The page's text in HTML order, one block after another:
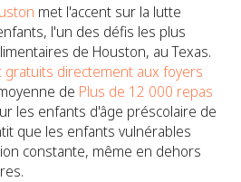
met l'accent sur la lutte
l'un des défis les plus
de Houston, au Texas.
gratuits directement aux foyers
de Plus de 12 000 repas
les enfants d'âge préscolaire de
que les enfants vulnérables
constante, même en dehors